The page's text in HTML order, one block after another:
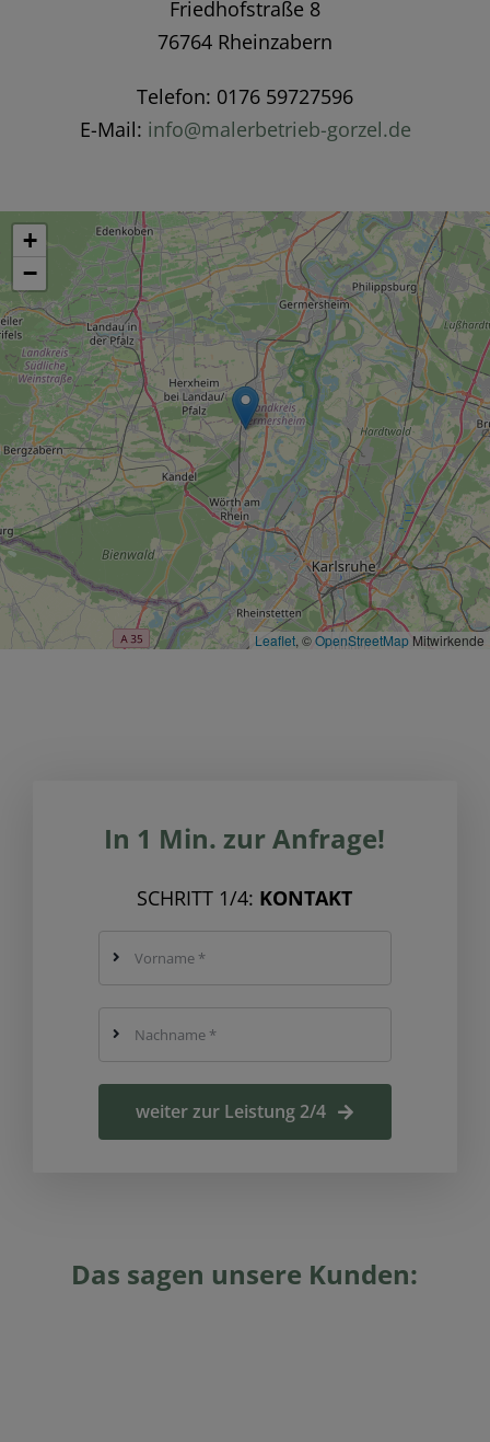
Friedhofstraße 8
76764 Rheinzabern
Telefon: 0176 59727596
E-Mail: info@malerbetrieb-gorzel.de
+
−
Leaflet, ©OpenStreetMap Mitwirkende
Das sagen unsere Kunden:
In 1 Min. zur Anfrage!
SCHRITT 1/4: KONTAKT
weiter zur Leistung 2/4